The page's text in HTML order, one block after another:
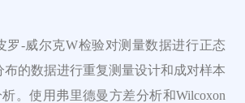
罗-威尔克W检验对测量数据进行正态
布的数据进行重复测量设计和成对样本
析。使用弗里德曼方差分析和Wilcoxon